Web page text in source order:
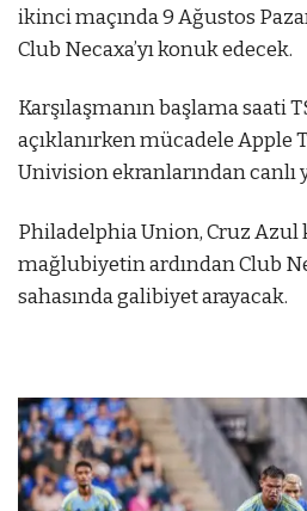
ikinci maçında 9 Ağustos
Club Necaxa’yı konuk edecek.
Karşılaşmanın başlama saati
açıklanırken mücadele Apple
Univision ekranlarından canlı
Philadelphia Union, Cruz Azul
mağlubiyetin ardından Club
sahasında galibiyet arayacak.